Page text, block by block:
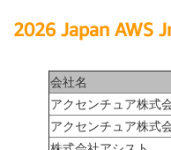
2026 Japan AWS
会社名
アクセンチュア株式
アクセンチュア株式